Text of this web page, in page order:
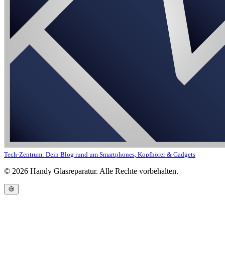
Tech-Zentrum: Dein Blog rund um Smartphones, Kopfhörer & Gadgets
© 2026 Handy Glasreparatur. Alle Rechte vorbehalten.
🍪